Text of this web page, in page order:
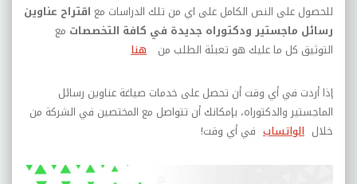
للحصول على النص الكامل على اي من تلك الدراسات مع اقتراح عناوين
رسائل ماجستير ودكتوراه جديدة في كافة التخصصات مع
التوثيق كل ما عليك هو تعبئة الطلب من هنا
إذا أردت في أي وقت أن تحصل على خدمات صياغة عناوين رسائل
الماجستير والدكتوراه، بإمكانك أن تتواصل مع المختصين في الشركة من
خلال الواتساب في أي وقت!